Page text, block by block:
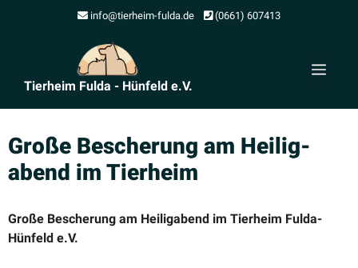
info@tierheim-fulda.de (0661) 607413
Tierheim Fulda - Hünfeld e.V.
Große Bescherung am Heilig­
abend im Tierheim
Große Bescherung am Heilig­abend im Tierheim Fulda-
Hünfeld e.V.